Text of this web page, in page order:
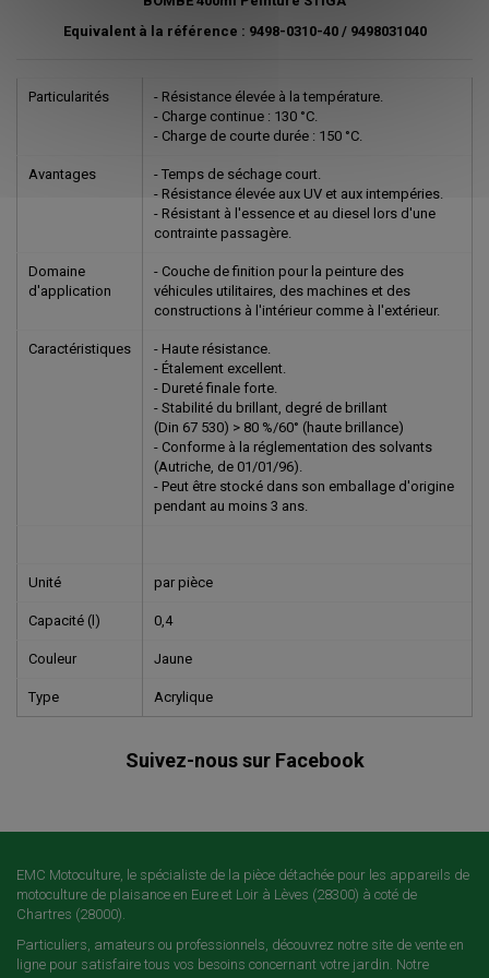
Equivalent à la référence : 9498-0310-40 / 9498031040
Particularités
- Résistance élevée à la température.
- Charge continue : 130 °C.
- Charge de courte durée : 150 °C.
Avantages
- Temps de séchage court.
- Résistance élevée aux UV et aux intempéries.
- Résistant à l'essence et au diesel lors d'une
contrainte passagère.
Domaine
d'application
- Couche de finition pour la peinture des
véhicules utilitaires, des machines et des
constructions à l'intérieur comme à l'extérieur.
Caractéristiques
- Haute résistance.
- Étalement excellent.
- Dureté finale forte.
- Stabilité du brillant, degré de brillant
(Din 67 530) > 80 %/60° (haute brillance)
- Conforme à la réglementation des solvants
(Autriche, de 01/01/96).
- Peut être stocké dans son emballage d'origine
pendant au moins 3 ans.
Unité par pièce
Capacité (l) 0,4
Couleur Jaune
Type Acrylique
Suivez-nous sur Facebook
EMC Motoculture, le spécialiste de la pièce détachée pour les appareils de
motoculture de plaisance en Eure et Loir à Lèves (28300) à coté de
Chartres (28000).
Particuliers, amateurs ou professionnels, découvrez notre site de vente en
ligne pour satisfaire tous vos besoins concernant votre jardin. Notre